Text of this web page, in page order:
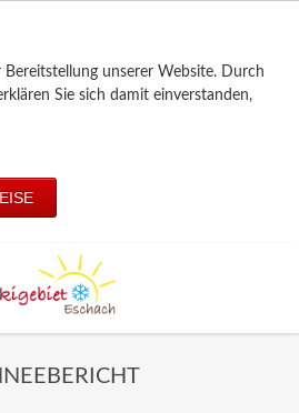
unserer Website. Durch
Sie sich damit einverstanden,